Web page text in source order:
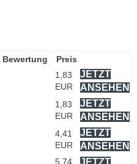
Bewertung Preis
1,83
EUR
JETZT
ANSEHEN
1,83
EUR
JETZT
ANSEHEN
4,41
EUR
JETZT
ANSEHEN
5,74
JETZT